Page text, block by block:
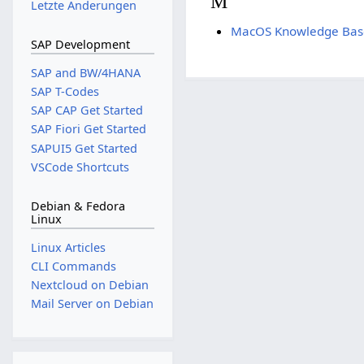
MacOS Knowledge
Letzte Änderungen
SAP Development
SAP and BW/4HANA
SAP T-Codes
SAP CAP Get Started
SAP Fiori Get Started
SAPUI5 Get Started
VSCode Shortcuts
Debian & Fedora
Linux
Linux Articles
CLI Commands
Nextcloud on Debian
Mail Server on Debian